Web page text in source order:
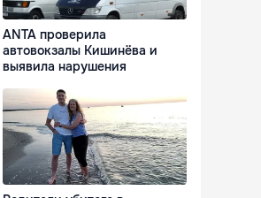
ANTA проверила
автовокзалы Кишинёва и
выявила нарушения